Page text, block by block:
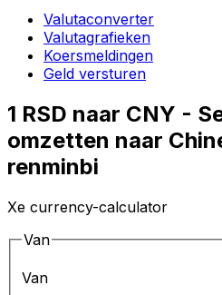
Valutaconverter
Valutagrafieken
Koersmeldingen
Geld versturen
1 RSD naar CNY -
omzetten naar
renminbi
Xe currency-calculator
Van
Van